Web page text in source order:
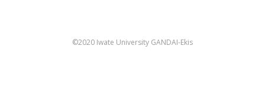
©2020 Iwate University GANDAI-Ekis